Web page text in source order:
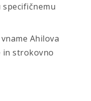
Ahilova
in strokovno